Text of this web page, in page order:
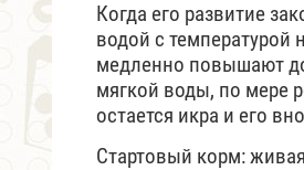
Когда его развитие
водой с температурой
медленно повышают
мягкой воды, по мере
остается икра и его
Стартовый корм: